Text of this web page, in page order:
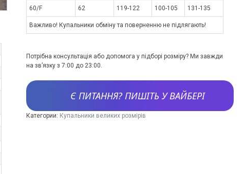
60/F 62 119-122 100-105 131-135
Важливо! Купальники обміну та поверненню не підлягають!
Потрібна консультація або допомога у підборі розміру? Ми завжди
на зв’язку з 7:00 до 23:00.
Є ПИТАННЯ? ПИШІТЬ У ВАЙБЕРІ
Категории: Купальники великих розмірів